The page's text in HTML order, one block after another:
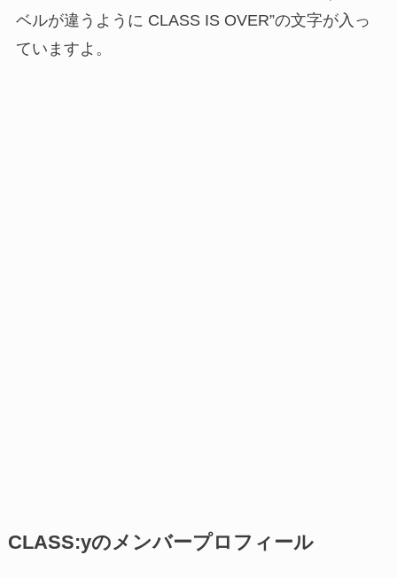
ベルが違うように CLASS IS OVER”の文字が入っ
ていますよ。
CLASS:yのメンバープロフィール